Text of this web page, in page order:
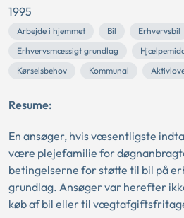
1995
Arbejde i hjemmet Bil
Erhvervsbil
Erhvervsmæssigt grundlag
Kørselsbehov
Kommunal
Resume:
En ansøger, hvis væsentligste
være plejefamilie for
betingelserne for støtte til bil på
grundlag. Ansøger var herefter
køb af bil eller til